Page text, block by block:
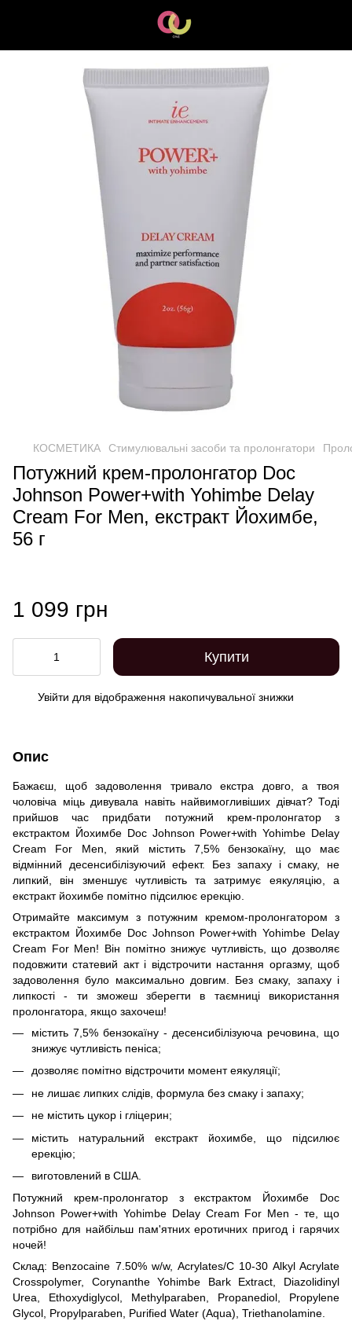
КОСМЕТИКА Стимулювальні засоби та пролонгатори
Потужний крем-пролонгатор Doc
Johnson Power+with Yohimbe Delay
Cream For Men, екстракт Йохимбе,
56 г
1 099 грн
Купити
Увійти для відображення накопичувальної знижки
Опис
Бажаєш, щоб задоволення тривало екстра довго, а твоя
чоловіча міць дивувала навіть найвимогливіших дівчат? Тоді
прийшов час придбати потужний крем-пролонгатор з
екстрактом Йохимбе Doc Johnson Power+with Yohimbe Delay
Cream For Men, який містить 7,5% бензокаїну, що має
відмінний десенсибілізуючий ефект. Без запаху і смаку, не
липкий, він зменшує чутливість та затримує еякуляцію, а
екстракт йохимбе помітно підсилює ерекцію.
Отримайте максимум з потужним кремом-пролонгатором з
екстрактом Йохимбе Doc Johnson Power+with Yohimbe Delay
Cream For Men! Він помітно знижує чутливість, що дозволяє
подовжити статевий акт і відстрочити настання оргазму, щоб
задоволення було максимально довгим. Без смаку, запаху і
липкості - ти зможеш зберегти в таємниці використання
пролонгатора, якщо захочеш!
містить 7,5% бензокаїну - десенсибілізуюча речовина, що
знижує чутливість пеніса;
дозволяє помітно відстрочити момент еякуляції;
не лишає липких слідів, формула без смаку і запаху;
не містить цукор і гліцерин;
містить натуральний екстракт йохимбе, що підсилює
ерекцію;
виготовлений в США.
Потужний крем-пролонгатор з екстрактом Йохимбе Doc
Johnson Power+with Yohimbe Delay Cream For Men - те, що
потрібно для найбільш пам'ятних еротичних пригод і гарячих
ночей!
Склад: Benzocaine 7.50% w/w, Acrylates/C 10-30 Alkyl Acrylate
Crosspolymer, Corynanthe Yohimbe Bark Extract, Diazolidinyl
Urea, Ethoxydiglycol, Methylparaben, Propanediol, Propylene
Glycol, Propylparaben, Purified Water (Aqua), Triethanolamine.